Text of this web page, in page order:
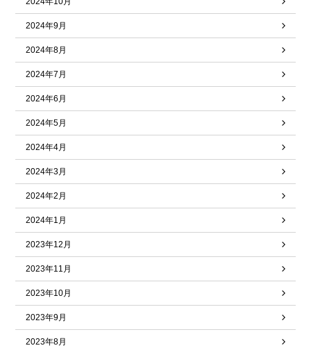
2024年9月
2024年8月
2024年7月
2024年6月
2024年5月
2024年4月
2024年3月
2024年2月
2024年1月
2023年12月
2023年11月
2023年10月
2023年9月
2023年8月